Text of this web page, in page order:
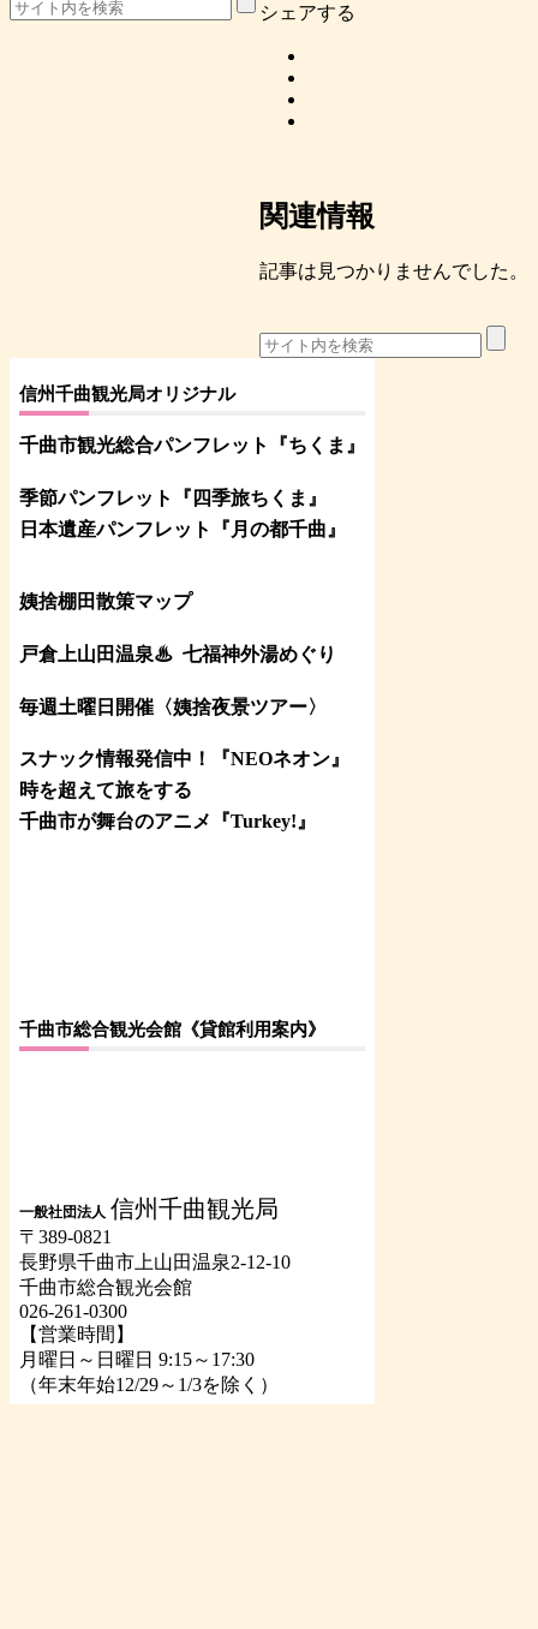
シェアする
関連情報
記事は見つかりませんでした。
信州千曲観光局オリジナル
千曲市観光総合パンフレット 『ちくま 』
季節パンフレット『四季旅ちくま』
日本遺産パンフレット
『月の都千曲 』
姨捨棚田散策マップ
戸倉上山田温泉♨ 七福神外湯めぐり
毎週土曜日開催〈姨捨夜景ツアー〉
スナック情報発信中！『NEOネオン』
時を超えて旅をする
千曲市が舞台のアニメ『Turkey!』
千曲市総合観光会館《貸館利用案内》
一般社団法人 信州千曲観光局
〒389-0821
長野県千曲市上山田温泉2-12-10
千曲市総合観光会館
026-261-0300
【営業時間】
月曜日～日曜日 9:15～17:30
（年末年始12/29～1/3を除く）